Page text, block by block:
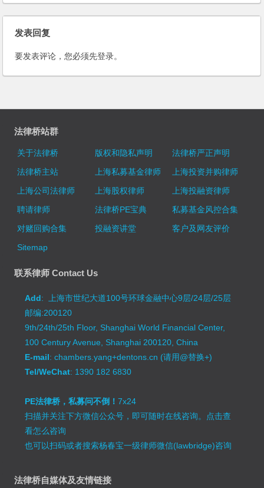
发表回复
要发表评论，您必须先登录。
法律桥站群
关于法律桥 版权和隐私声明
法律桥严正声明
法律桥主站
上海私募基金律师
上海投资并购律师
上海公司法律师
上海股权律师
上海投融资律师
聘请律师
法律桥PE宝典
私募基金风控合集
对赌回购合集
投融资讲堂
客户及网友评价
Sitemap
联系律师 Contact Us
Add: 上海市世纪大道100号环球金融中心9层/24层/25层
邮编:200120
9th/24th/25th Floor, Shanghai World Financial Center,
100 Century Avenue, Shanghai 200120, China
E-mail: chambers.yang+dentons.cn (请用@替换+)
Tel/WeChat: 1390 182 6830
PE法律桥，私募问不倒！7x24
扫描并关注下方微信公众号，即可随时在线咨询。 点击查
看怎么咨询
也可以扫码或者搜索杨春宝一级律师微信(lawbridge)咨询
法律桥自媒体及友情链接